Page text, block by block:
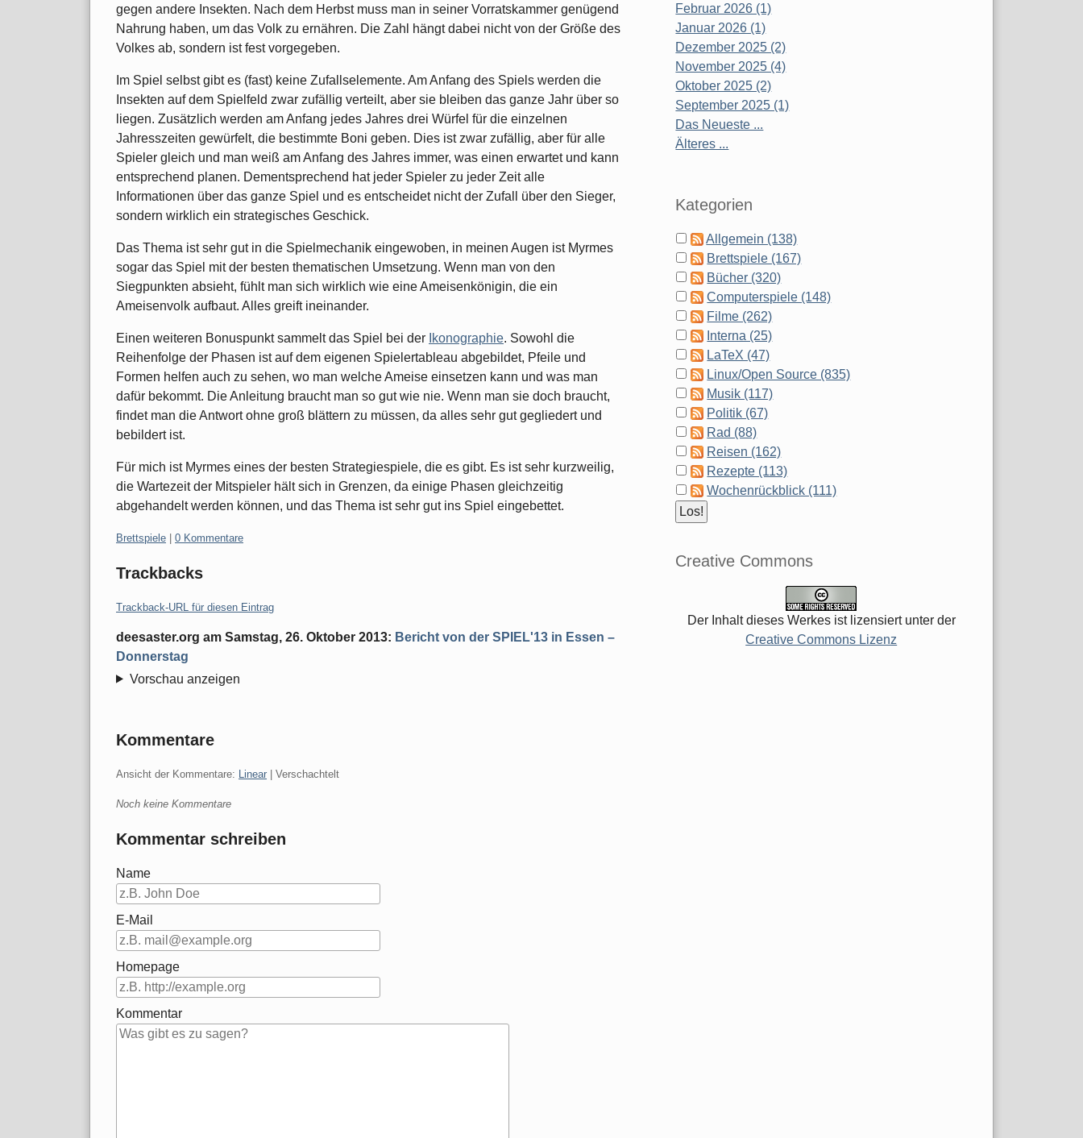
gegen andere Insekten. Nach dem Herbst muss man in seiner Vorratskammer genügend
Nahrung haben, um das Volk zu ernähren. Die Zahl hängt dabei nicht von der Größe des
Volkes ab, sondern ist fest vorgegeben.
Im Spiel selbst gibt es (fast) keine Zufallselemente. Am Anfang des Spiels werden die
Insekten auf dem Spielfeld zwar zufällig verteilt, aber sie bleiben das ganze Jahr über so
liegen. Zusätzlich werden am Anfang jedes Jahres drei Würfel für die einzelnen
Jahresszeiten gewürfelt, die bestimmte Boni geben. Dies ist zwar zufällig, aber für alle
Spieler gleich und man weiß am Anfang des Jahres immer, was einen erwartet und kann
entsprechend planen. Dementsprechend hat jeder Spieler zu jeder Zeit alle
Informationen über das ganze Spiel und es entscheidet nicht der Zufall über den Sieger,
sondern wirklich ein strategisches Geschick.
Das Thema ist sehr gut in die Spielmechanik eingewoben, in meinen Augen ist Myrmes
sogar das Spiel mit der besten thematischen Umsetzung. Wenn man von den
Siegpunkten absieht, fühlt man sich wirklich wie eine Ameisenkönigin, die ein
Ameisenvolk aufbaut. Alles greift ineinander.
Einen weiteren Bonuspunkt sammelt das Spiel bei der Ikonographie. Sowohl die
Reihenfolge der Phasen ist auf dem eigenen Spielertableau abgebildet, Pfeile und
Formen helfen auch zu sehen, wo man welche Ameise einsetzen kann und was man
dafür bekommt. Die Anleitung braucht man so gut wie nie. Wenn man sie doch braucht,
findet man die Antwort ohne groß blättern zu müssen, da alles sehr gut gegliedert und
bebildert ist.
Für mich ist Myrmes eines der besten Strategiespiele, die es gibt. Es ist sehr kurzweilig,
die Wartezeit der Mitspieler hält sich in Grenzen, da einige Phasen gleichzeitig
abgehandelt werden können, und das Thema ist sehr gut ins Spiel eingebettet.
Kategorien:
Brettspiele | 0 Kommentare
Trackbacks
Trackback-URL für diesen Eintrag
deesaster.org am Samstag, 26. Oktober 2013: Bericht von der SPIEL'13 in Essen –
Donnerstag
Vorschau anzeigen
Kommentare
Ansicht der Kommentare: Linear | Verschachtelt
Noch keine Kommentare
Kommentar schreiben
Name
E-Mail
Homepage
Kommentar
Februar 2026 (1)
Januar 2026 (1)
Dezember 2025 (2)
November 2025 (4)
Oktober 2025 (2)
September 2025 (1)
Das Neueste ...
Älteres ...
Kategorien
Allgemein (138)
Brettspiele (167)
Bücher (320)
Computerspiele (148)
Filme (262)
Interna (25)
LaTeX (47)
Linux/Open Source (835)
Musik (117)
Politik (67)
Rad (88)
Reisen (162)
Rezepte (113)
Wochenrückblick (111)
Creative Commons
Der Inhalt dieses Werkes ist lizensiert unter der
Creative Commons Lizenz